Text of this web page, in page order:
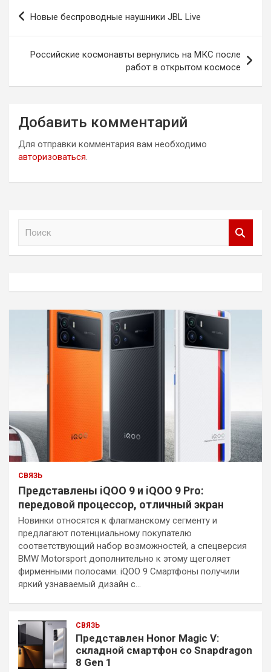
Навигация
записям
Новые беспроводные наушники JBL Live
Российские космонавты вернулись на МКС после
работ в открытом космосе
Добавить комментарий
Для отправки комментария вам необходимо
авторизоваться.
СВЯЗЬ
Представлены iQOO 9 и iQOO 9 Pro:
передовой процессор, отличный экран
Новинки относятся к флагманскому сегменту и
предлагают потенциальному покупателю
соответствующий набор возможностей, а спецверсия
BMW Motorsport дополнительно к этому щеголяет
фирменными полосами. iQOO 9 Смартфоны получили
яркий узнаваемый дизайн с…
СВЯЗЬ
Представлен Honor Magic V:
складной смартфон со Snapdragon
8 Gen 1